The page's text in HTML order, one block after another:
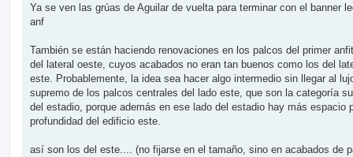
n
a
Ya se ven las grúas de Aguilar de vuelta para terminar con el banner
anf
También se están haciendo renovaciones en los palcos del primer
del lateral oeste, cuyos acabados no eran tan buenos como los del
este. Probablemente, la idea sea hacer algo intermedio sin llegar al
supremo de los palcos centrales del lado este, que son la categoría
del estadio, porque además en ese lado del estadio hay más espacio
profundidad del edificio este.
así son los del este.... (no fijarse en el tamaño, sino en acabados de